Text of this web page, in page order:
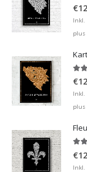
€
Inkl.
plus
€
Inkl.
plus
€
Inkl.